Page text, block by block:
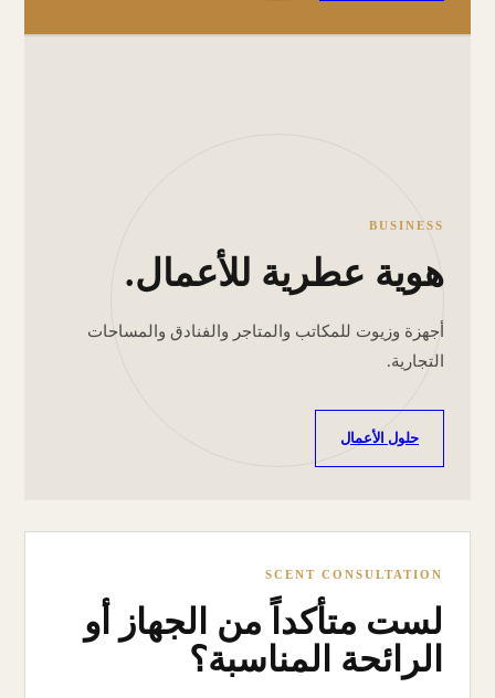
BUSINESS
هوية عطرية للأعمال.
أجهزة وزيوت للمكاتب والمتاجر والفنادق والمساحات
التجارية.
حلول الأعمال
SCENT CONSULTATION
لست متأكداً من الجهاز أو
الرائحة المناسبة؟